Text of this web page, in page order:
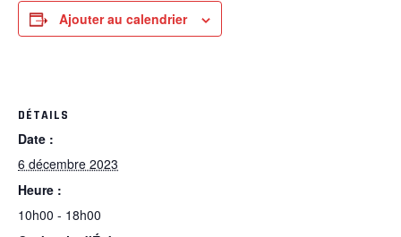
Ajouter au calendrier
DÉTAILS
Date :
6 décembre 2023
Heure :
10h00 - 18h00